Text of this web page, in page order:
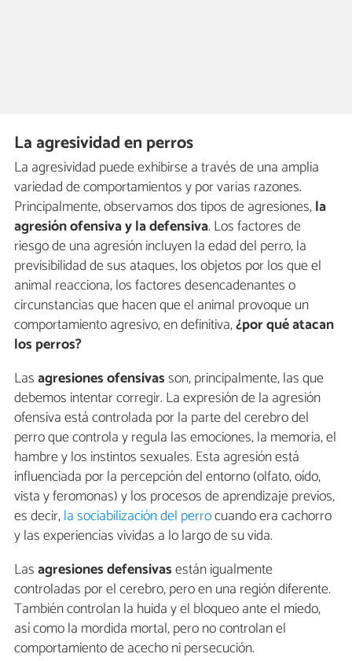
La agresividad en perros
La agresividad puede exhibirse a través de una amplia
variedad de comportamientos y por varias razones.
Principalmente, observamos dos tipos de agresiones,la
agresión ofensiva y la defensiva. Los factores de
riesgo de una agresión incluyen la edad del perro, la
previsibilidad de sus ataques, los objetos por los que el
animal reacciona, los factores desencadenantes o
circunstancias que hacen que el animal provoque un
comportamiento agresivo, en definitiva,¿por qué atacan
los perros?
Lasagresiones ofensivasson, principalmente, las que
debemos intentar corregir. La expresión de la agresión
ofensiva está controlada por la parte del cerebro del
perro que controla y regula las emociones, la memoria, el
hambre y los instintos sexuales. Esta agresión está
influenciada por la percepción del entorno (olfato, oído,
vista y feromonas) y los procesos de aprendizaje previos,
es decir,la sociabilización del perrocuando era cachorro
y las experiencias vividas a lo largo de su vida.
Lasagresiones defensivasestán igualmente
controladas por el cerebro, pero en una región diferente.
También controlan la huida y el bloqueo ante el miedo,
así como la mordida mortal, pero no controlan el
comportamiento de acecho ni persecución.